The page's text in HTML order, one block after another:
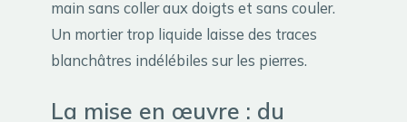
main sans coller aux doigts et sans couler.
Un mortier trop liquide laisse des traces
blanchâtres indélébiles sur les pierres.
La mise en œuvre : du